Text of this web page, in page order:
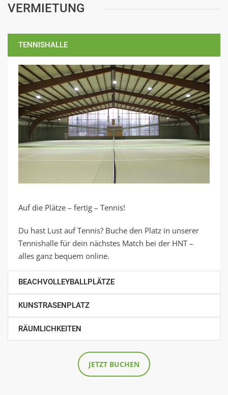
VERMIETUNG
TENNISHALLE
Auf die Plätze – fertig – Tennis!
Du hast Lust auf Tennis? Buche den Platz in unserer
Tennishalle für dein nächstes Match bei der HNT –
alles ganz bequem online.
BEACHVOLLEYBALLPLÄTZE
KUNSTRASENPLATZ
RÄUMLICHKEITEN
JETZT BUCHEN